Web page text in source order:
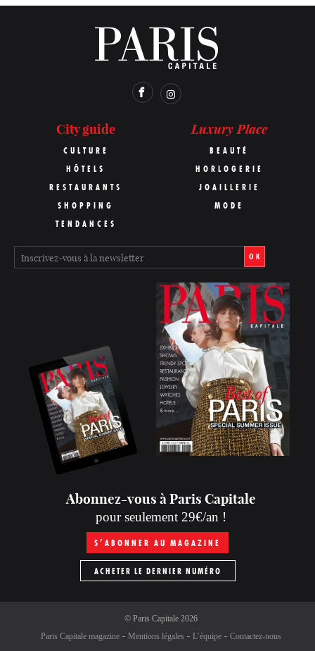
City guide
CULTURE
HÔTELS
RESTAURANTS
SHOPPING
TENDANCES
Luxury Place
BEAUTÉ
HORLOGERIE
JOAILLERIE
MODE
OK
Abonnez-vous à Paris Capitale
pour seulement 29€/an !
S’ABONNER AU MAGAZINE
ACHETER LE DERNIER NUMÉRO
© Paris Capitale2026
Paris Capitale magazine
Mentions légales L’équipe
Contactez-nous